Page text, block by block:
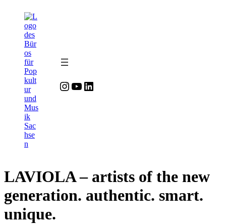
springen
Instagram YouTube LinkedIn
LAVIOLA – artists of the new
generation. authentic. smart.
unique.